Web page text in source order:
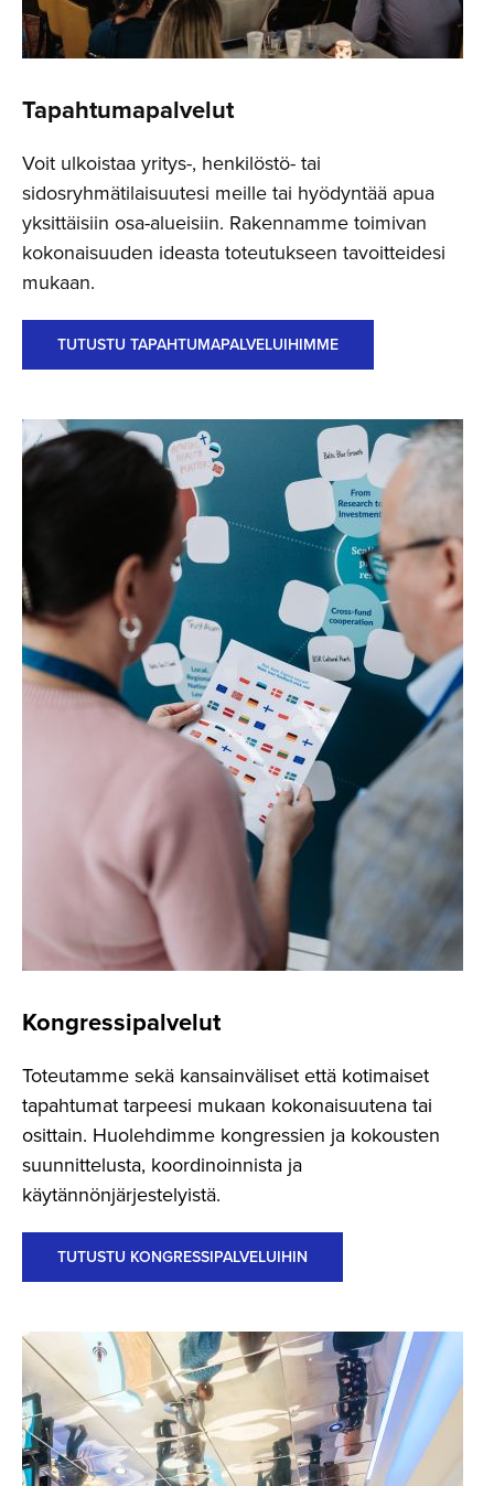
Tapahtuma­palvelut
Voit ulkoistaa yritys-, henkilöstö- tai
sidosryhmätilaisuutesi meille tai hyödyntää apua
yksittäisiin osa-alueisiin. Rakennamme toimivan
kokonaisuuden ideasta toteutukseen tavoitteidesi
mukaan.
TUTUSTU TAPAHTUMAPALVELUIHIMME
Kongressi­palvelut
Toteutamme sekä kansainväliset että kotimaiset
tapahtumat tarpeesi mukaan kokonaisuutena tai
osittain. Huolehdimme kongressien ja kokousten
suunnittelusta, koordinoinnista ja
käytännönjärjestelyistä.
TUTUSTU KONGRESSIPALVELUIHIN